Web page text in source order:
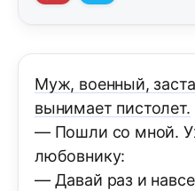
Муж, военный,
вынимает пистолет.
— Пошли со мной.
любовнику:
— Давай раз и